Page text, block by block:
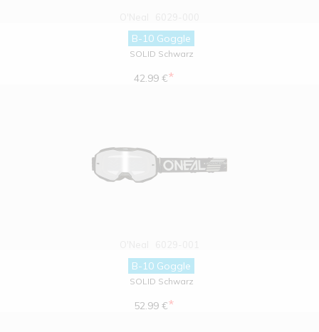
B-10 Goggle
SOLID Schwarz
42.99 €*
B-10 Goggle
SOLID Schwarz
52.99 €*